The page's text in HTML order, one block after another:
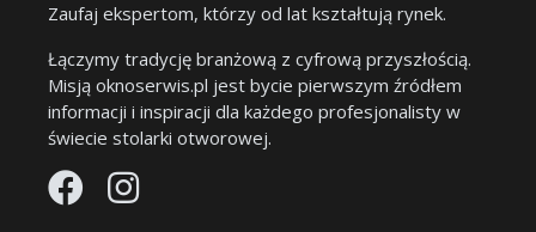
Zaufaj ekspertom, którzy od lat kształtują rynek.
Łączymy tradycję branżową z cyfrową przyszłością.
Misją oknoserwis.pl jest bycie pierwszym źródłem
informacji i inspiracji dla każdego profesjonalisty w
świecie stolarki otworowej.